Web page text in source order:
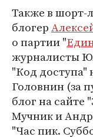
Также в шорт-
блогер
о партии "
журналисты
"Код доступа"
Головнин (за
блог на
Мучник и
"Час пик.